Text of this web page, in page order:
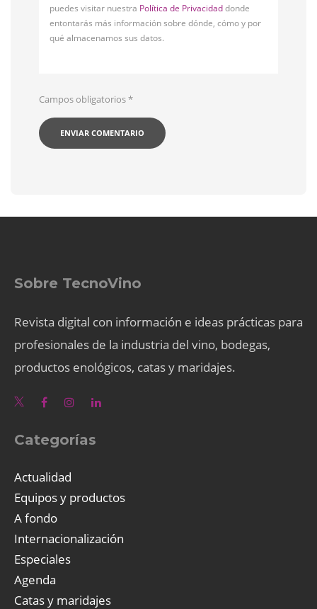
puedes visitar nuestra Política de Privacidaddonde
entontarás más información sobre dónde, cómo y por
qué almacenamos sus datos.
Campos obligatorios*
Sobre TecnoVino
Revista digital con información e ideas prácticas para
profesionales de la industria del vino, bodegas,
productos enológicos, catas y maridajes.
Categorías
Actualidad
Equipos y productos
A fondo
Internacionalización
Especiales
Agenda
Catas y maridajes